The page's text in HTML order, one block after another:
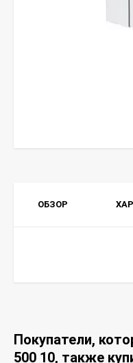
ОБЗОР
Покупатели,
500 10, также